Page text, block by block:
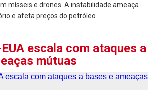
mísseis e drones. A instabilidade ameaça
e afeta preços do petróleo.
escala com ataques a
mútuas